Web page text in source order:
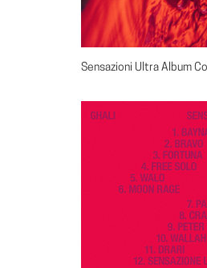
Sensazioni Ultra Album